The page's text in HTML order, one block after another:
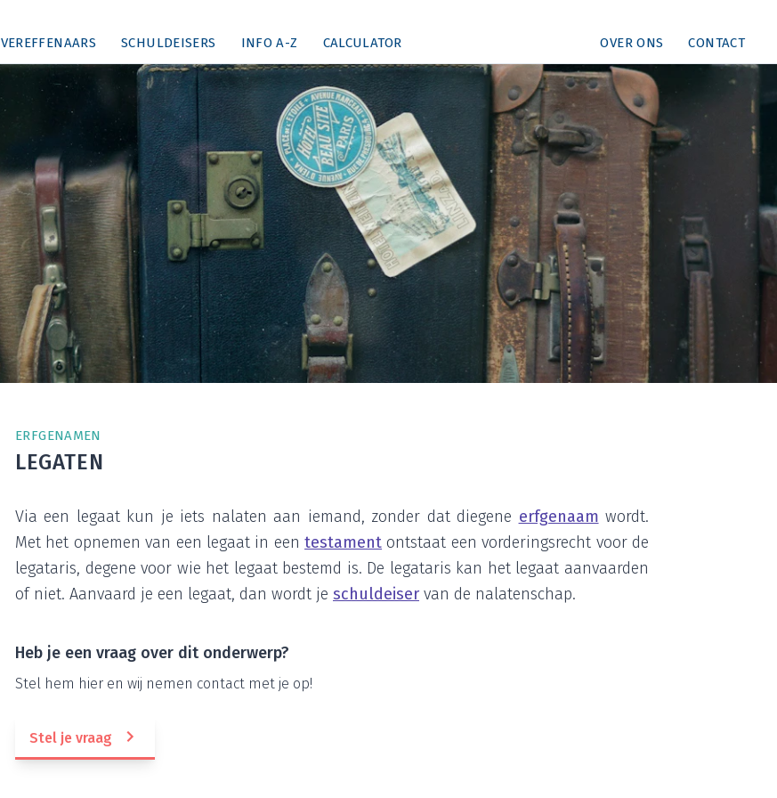
VEREFFENAARS SCHULDEISERS INFO A-Z CALCULATOR OVER ONS CONTACT
ERF­GE­NA­MEN
LEGA­TEN
Via een legaat kun je iets nala­ten aan iemand, zon­der dat die­ge­ne erf­ge­naam wordt.
Met het opne­men van een legaat in eentes­ta­ment ont­staat een vor­de­rings­recht voor de
lega­ta­ris, dege­ne voor wie het legaat bestemd is. De lega­ta­ris kan het legaat aan­vaar­den
of niet. Aan­vaard je een legaat, dan wordt je schuld­ei­ser van de nalatenschap.
Heb je een vraag over dit onderwerp?
Stel hem hier en wij nemen con­tact met je op!
Stel je vraag